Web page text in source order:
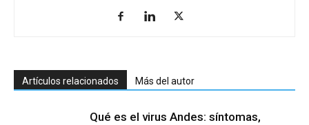
Artículos relacionados Más del autor
Qué es el virus Andes: síntomas,